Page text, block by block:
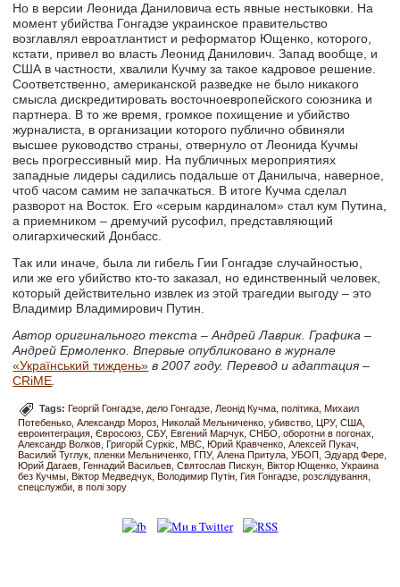
Но в версии Леонида Даниловича есть явные нестыковки. На
момент убийства Гонгадзе украинское правительство
возглавлял евроатлантист и реформатор Ющенко, которого,
кстати, привел во власть Леонид Данилович. Запад вообще, и
США в частности, хвалили Кучму за такое кадровое решение.
Соответственно, американской разведке не было никакого
смысла дискредитировать восточноевропейского союзника и
партнера. В то же время, громкое похищение и убийство
журналиста, в организации которого публично обвиняли
высшее руководство страны, отвернуло от Леонида Кучмы
весь прогрессивный мир. На публичных мероприятиях
западные лидеры садились подальше от Данилыча, наверное,
чтоб часом самим не запачкаться. В итоге Кучма сделал
разворот на Восток. Его «серым кардиналом» стал кум Путина,
а приемником – дремучий русофил, представляющий
олигархический Донбасс.
Так или иначе, была ли гибель Гии Гонгадзе случайностью,
или же его убийство кто-то заказал, но единственный человек,
который действительно извлек из этой трагедии выгоду – это
Владимир Владимирович Путин.
Автор оригинального текста – Андрей Лаврик. Графика –
Андрей Ермоленко. Впервые опубликовано в журнале
«Український тиждень» в 2007 году. Перевод и адаптация –
CRiME.
Tags: Георгій Гонгадзе дело Гонгадзе Леонід Кучма політика Михаил
Потебенько Александр Мороз Николай Мельниченко убивство ЦРУ США
евроинтеграция Євросоюз СБУ Евгений Марчук СНБО
оборотни в погонах
Александр Волков
Григорій Суркіс МВС Юрий Кравченко Алексей Пукач
Василий Туглук пленки Мельниченко ГПУ Алена Притула УБОП
Эдуард Фере
Юрий Дагаев
Геннадий Васильев Святослав Пискун Віктор Ющенко Украина
без Кучмы
Віктор Медведчук Володимир Путін Гия Гонгадзе розслідування
спецслужби в полі зору